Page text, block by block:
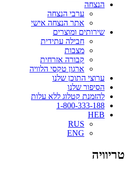
הנצחה
ערבי הנצחה
אתר הנצחה אישי
שירותים ומוצרים
חבילה עתידית
מצבות
קבורה אזרחית
ארגון טקסי הלוויה
ערוצי התוכן שלנו
הסיפור שלנו
להזמנת קטלוג ללא עלות
1-800-333-188
HEB
RUS
ENG
טריוויה